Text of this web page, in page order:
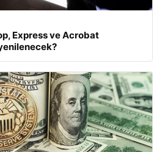
Express ve Acrobat